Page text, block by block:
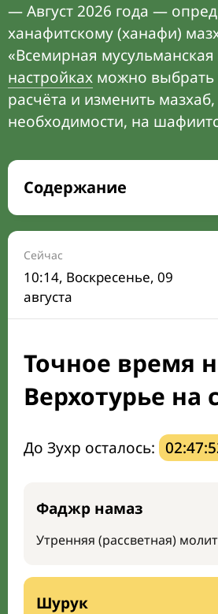
— Август 2026 года —
ханафитскому (ханафи)
«Всемирная мусульманская
настройках можно
расчёта и изменить
необходимости, на
Содержание
Время намаза на сегодня
Расписание на месяц
Время Сухура и Ифтара на
Календарь рамадана
Направление киблы
Сейчас
10:14, Воскресенье, 09
августа
Точное время
Верхотурье на
До Зухр осталось:
Фаджр намаз
Утренняя (рассветная)
Шурук